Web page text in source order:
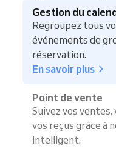
Gestion du
Regroupez tous
événements de
réservation.
En savoir plus
Point de vente
Suivez vos
vos reçus grâce à
intelligent.